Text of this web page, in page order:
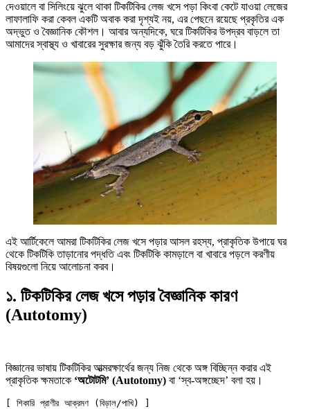
দেওয়ালে বা সিলিংয়ে ঝুলে থাকা টিকটিকির লেজ খসে পড়া কিংবা কেটে যাওয়া লেজের
লাফালাফি করা কেবল একটি অবাক করা দৃশ্যই নয়, এর পেছনে রয়েছে প্রকৃতির এক
অদ্ভুত ও বৈজ্ঞানিক কৌশল। আবার অন্যদিকে, ঘরে টিকটিকির উপদ্রব বাড়লে তা
আমাদের স্বাস্থ্য ও খাবারের সুরক্ষার জন্য বড় ঝুঁকি তৈরি করতে পারে।
এই আর্টিকেলে আমরা টিকটিকির লেজ খসে পড়ার আসল রহস্য, প্রাকৃতিক উপায়ে ঘর
থেকে টিকটিকি তাড়ানোর পদ্ধতি এবং টিকটিকি কামড়ালে বা খাবারে পড়লে করণীয়
বিষয়গুলো নিয়ে আলোচনা করব।
১. টিকটিকির লেজ খসে পড়ার বৈজ্ঞানিক কারণ
(Autotomy)
বিজ্ঞানের ভাষায় টিকটিকির আত্মরক্ষার্থের জন্য নিজ থেকে অঙ্গ বিচ্ছিন্ন করার এই
প্রাকৃতিক ক্ষমতাকে ‘অটোটমি’ (Autotomy) বা ‘স্ব-অঙ্গচ্ছেদ’ বলা হয়।
[ শিকারি প্রাণীর আক্রমণ (বিড়াল/পাখি) ]